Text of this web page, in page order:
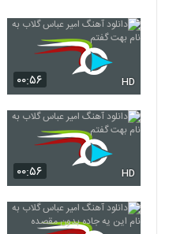
۰۰:۵۶ HD
۰۰:۵۶ HD